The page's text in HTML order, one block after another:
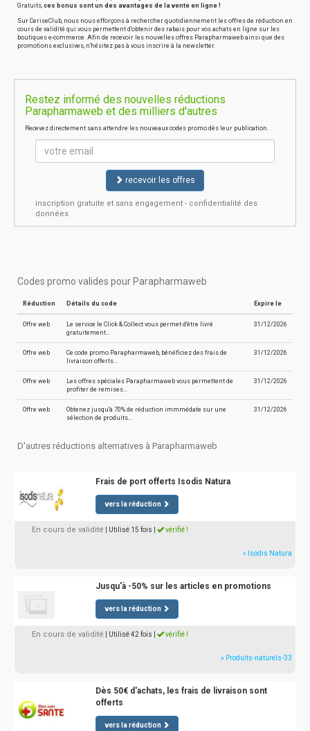
Gratuits, ces bonus sont un des avantages de la vente en ligne !
Sur CeriseClub, nous nous efforçons à rechercher quotidiennement les offres de réduction en
cours de validité qui vous permettent d'obtenir des rabais pour vos achats en ligne sur les
boutiques e-commerce. Afin de recevoir les nouvelles offres Parapharmaweb ainsi que des
promotions exclusives, n'hésitez pas à vous inscrire à la newsletter.
Restez informé des nouvelles réductions
Parapharmaweb et des milliers d'autres
Recevez directement sans attendre les nouveaux codes promo dès leur publication.
recevoir les offres
inscription gratuite et sans engagement - confidentialité des
données
Codes promo valides pour Parapharmaweb
Réduction Détails du code Expire le
Offre web
Le service le Click & Collect vous permet d'être livré
gratuitement…
31/12/2026
Offre web
Ce code promo Parapharmaweb, bénéficiez des frais de
livraison offerts…
31/12/2026
Offre web
Les offres spéciales Parapharmaweb vous permettent de
profiter de remises…
31/12/2026
Offre web
Obtenez jusqu'à 70% de réduction immmédate sur une
sélection de produits…
31/12/2026
D'autres réductions alternatives à Parapharmaweb
Frais de port offerts Isodis Natura
vers la réduction
En cours de validité | Utilisé 15 fois vérifié !
» Isodis Natura
Jusqu'à -50% sur les articles en promotions
vers la réduction
En cours de validité | Utilisé 42 fois vérifié !
» Produits-naturels-33
Dès 50€ d'achats, les frais de livraison sont
offerts
vers la réduction